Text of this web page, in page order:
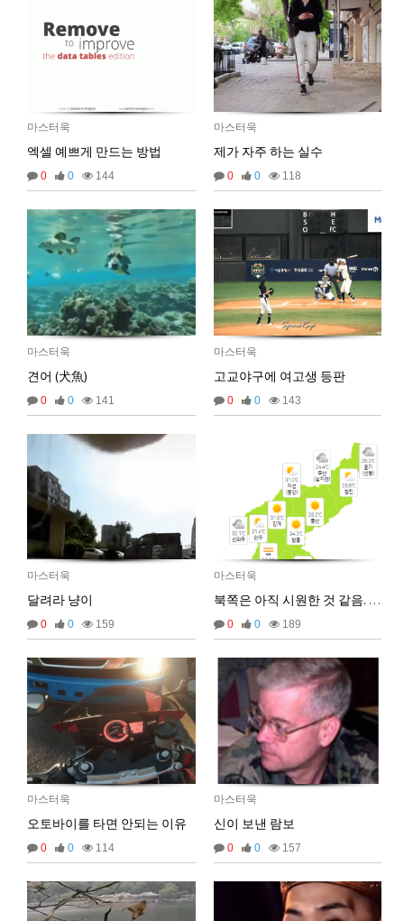
마스터욱
엑셀 예쁘게 만드는 방법
0 0 144
마스터욱
제가 자주 하는 실수
0 0 118
마스터욱
견어 (犬魚)
0 0 141
마스터욱
고교야구에 여고생 등판
0 0 143
마스터욱
달려라 냥이
0 0 159
마스터욱
북쪽은 아직 시원한 것 같음. 24도네.
0 0 189
마스터욱
오토바이를 타면 안되는 이유
0 0 114
마스터욱
신이 보낸 람보
0 0 157
04:20:58
2025년 09월 18일 목요일
10:58:34
그리고 내 ip안푸냐ㅡㅡㅋ
10:59:00
마스터욱
풀거믄 걸었겠냐 11:04:21
2025년 09월 19일 금요일
비회원67de1qasc4tnqvqv155pp4l5if 워워
벌레세끼 원투원투 16:11:47
2026년 01월 03일 토요일
비회원7dck40vnii67gh999kiubtnpip 1명 14:37:56
2026년 01월 21일 수요일
비회원86967n2tb0iacdl6lpcidp6hm1
2026년 03월 10일 화요일
이게 모꼬
10:41:21
10:41:52
비회원8e48be417jjo2ju090lv65fnf5
10:41:56
마스터욱
카레 존마탱구리징 헤헤 11:58:03
2026년 05월 21일 목요일
비회원9tru8ld4qjt3dvl7a9mj7gn808
2026년 06월 29일 월요일
비회원cv1rccvcel78c8euddvjfsl49j ㅣ
비회원cv1rccvcel78c8euddvjfsl49j ㅏ
13:55:22
비회원cv1rccvcel78c8euddvjfsl49j
13:55:34
비회원cv1rccvcel78c8euddvjfsl49j
13:55:34
13:55:34
비회원cv1rccvcel78c8euddvjfsl49j ㅏ
14:01:40
비회원cv1rccvcel78c8euddvjfsl49j ㅓ
14:01:45
비회원cv1rccvcel78c8euddvjfsl49j
ㅏ
비회원cv1rccvcel78c8euddvjfsl49j
ㅏ
비회원cv1rccvcel78c8euddvjfsl49j
14:02:06